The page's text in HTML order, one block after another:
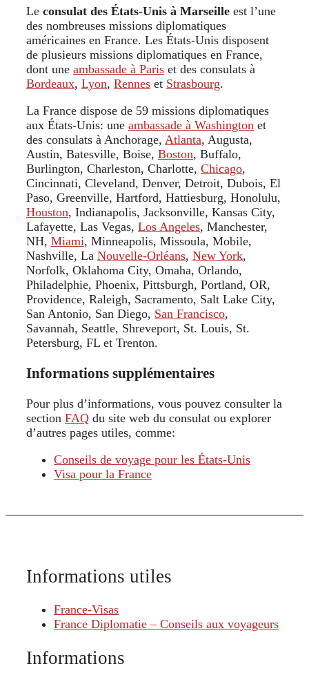
Le consulat des États-Unis à Marseille est l’une
des nombreuses missions diplomatiques
américaines en France. Les États-Unis disposent
de plusieurs missions diplomatiques en France,
dont une ambassade à Paris et des consulats à
Bordeaux, Lyon, Rennes et Strasbourg.
La France dispose de 59 missions diplomatiques
aux États-Unis: une ambassade à Washington et
des consulats à Anchorage, Atlanta, Augusta,
Austin, Batesville, Boise, Boston, Buffalo,
Burlington, Charleston, Charlotte, Chicago,
Cincinnati, Cleveland, Denver, Detroit, Dubois, El
Paso, Greenville, Hartford, Hattiesburg, Honolulu,
Houston, Indianapolis, Jacksonville, Kansas City,
Lafayette, Las Vegas, Los Angeles, Manchester,
NH, Miami, Minneapolis, Missoula, Mobile,
Nashville, La Nouvelle-Orléans, New York,
Norfolk, Oklahoma City, Omaha, Orlando,
Philadelphie, Phoenix, Pittsburgh, Portland, OR,
Providence, Raleigh, Sacramento, Salt Lake City,
San Antonio, San Diego, San Francisco,
Savannah, Seattle, Shreveport, St. Louis, St.
Petersburg, FL et Trenton.
Informations supplémentaires
Pour plus d’informations, vous pouvez consulter la
section FAQ du site web du consulat ou explorer
d’autres pages utiles, comme:
Conseils de voyage pour les États-Unis
Visa pour la France
Informations utiles
France-Visas
France Diplomatie – Conseils aux voyageurs
Informations